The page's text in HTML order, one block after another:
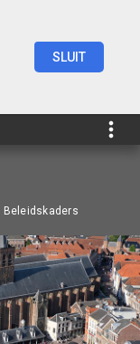
SLUIT
Beleidskaders